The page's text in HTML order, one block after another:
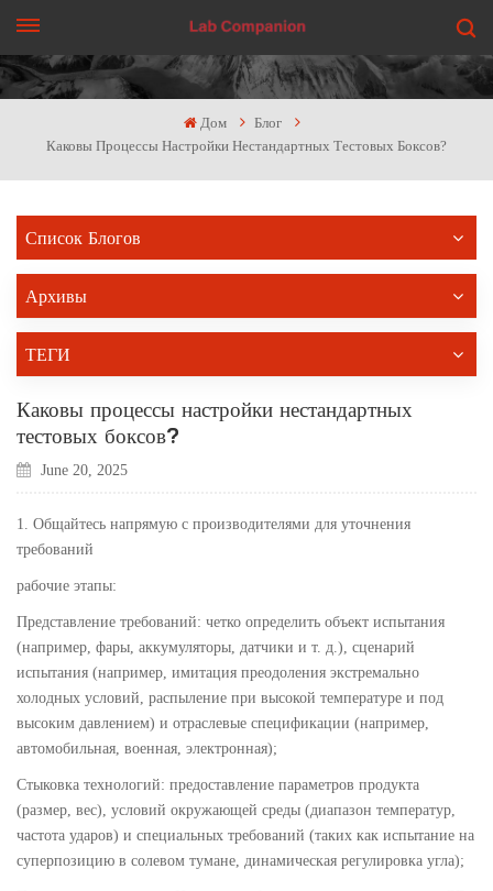
ПОЛУЧИТЬ ЦЕНУ
Дом
Блог
Каковы Процессы Настройки Нестандартных Тестовых Боксов?
Список Блогов
Архивы
ТЕГИ
Каковы процессы настройки нестандартных
тестовых боксов?
June 20, 2025
1. Общайтесь напрямую с производителями для уточнения
требований
рабочие этапы:
Представление требований: четко определить объект испытания
(например, фары, аккумуляторы, датчики и т. д.), сценарий
испытания (например, имитация преодоления экстремально
холодных условий, распыление при высокой температуре и под
высоким давлением) и отраслевые спецификации (например,
автомобильная, военная, электронная);
Стыковка технологий: предоставление параметров продукта
(размер, вес), условий окружающей среды (диапазон температур,
частота ударов) и специальных требований (таких как испытание на
суперпозицию в солевом тумане, динамическая регулировка угла);